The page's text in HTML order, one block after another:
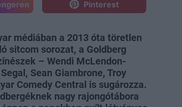
Pinterest
médiában a 2013 óta töretlen
sitcom sorozat, a Goldberg
– Wendi McLendon-
Sean Giambrone, Troy
Comedy Central is sugározza.
nagy rajongótábora